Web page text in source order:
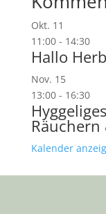
Okt. 11
11:00- 14:30
Hallo
Nov. 15
13:00- 16:30
Kalender